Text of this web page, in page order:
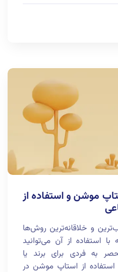
موشن و استفاده از
و خلاقانه‌ترین روش‌ها
استفاده از آن می‌توانید
به فردی برای برند یا
از استاپ موشن در